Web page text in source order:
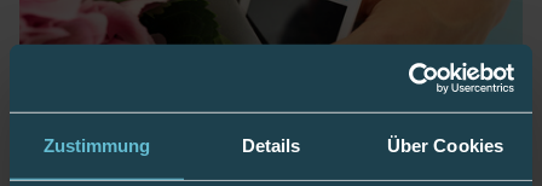
Zustimmung Details Über Cookies